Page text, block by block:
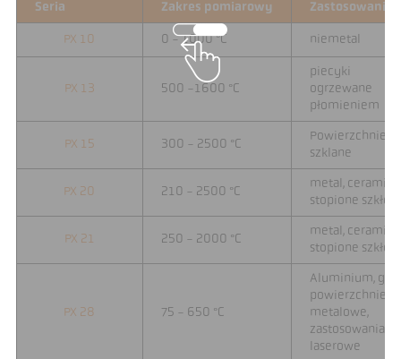
Seria Zakres pomiarowy Zastosowanie
PX 10 0 - 1000 °C niemetal
PX 13 500 -1600 °C
piecyki
ogrzewane
płomieniem
PX 15 300 - 2500 °C
Powierzchnie
szklane
PX 20 210 - 2500 °C
metal, ceramika,
stopione szkło
PX 21 250 - 2000 °C
metal, ceramika,
stopione szkło
PX 28 75 - 650 °C
Aluminium,
powierzchnie
metalowe,
zastosowania
laserowe